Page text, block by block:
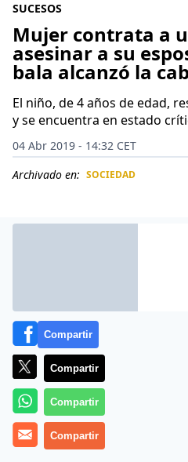
SUCESOS
Mujer contrata a
asesinar a su
bala alcanzó la
El niño, de 4 años de edad,
y se encuentra en estado
04 Abr 2019 - 14:32 CET
Archivado en: SOCIEDAD
Una mujer presuntamente
ser que guardaba mucho
Compartir
Compartir
Compartir
Compartir